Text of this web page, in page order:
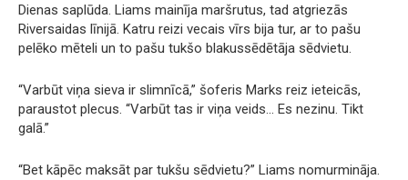
Dienas saplūda. Liams mainīja maršrutus, tad atgriezās
Riversaidas līnijā. Katru reizi vecais vīrs bija tur, ar to pašu
pelēko mēteli un to pašu tukšo blakussēdētāja sēdvietu.
“Varbūt viņa sieva ir slimnīcā,” šoferis Marks reiz ieteicās,
paraustot plecus. “Varbūt tas ir viņa veids… Es nezinu. Tikt
galā.”
“Bet kāpēc maksāt par tukšu sēdvietu?” Liams nomurmināja.